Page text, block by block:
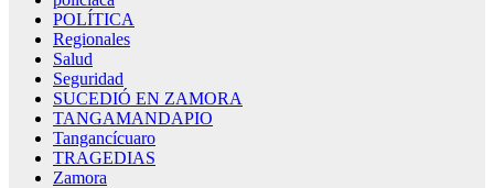
POLÍTICA
Regionales
Salud
Seguridad
SUCEDIÓ EN ZAMORA
TANGAMANDAPIO
Tangancícuaro
TRAGEDIAS
Zamora